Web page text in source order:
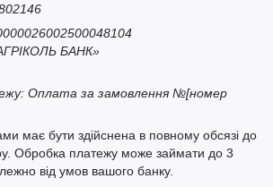
БАНК»
Оплата за замовлення №[номер
має бути здійснена в повному обсязі до
Обробка платежу може займати до 3
від умов вашого банку.